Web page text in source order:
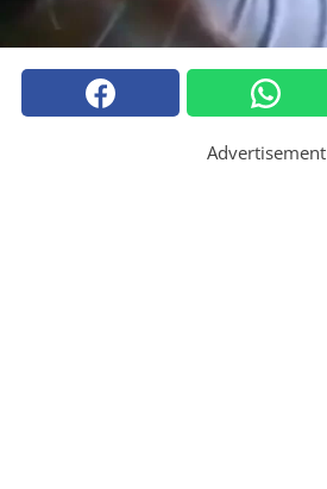
Advertisement